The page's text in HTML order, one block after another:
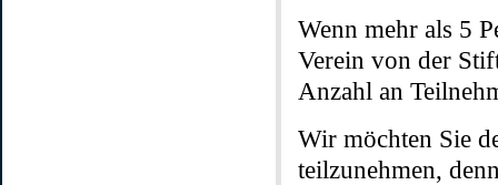
Wenn mehr als 5
Verein von der
Anzahl an
Wir möchten Sie
teilzunehmen,